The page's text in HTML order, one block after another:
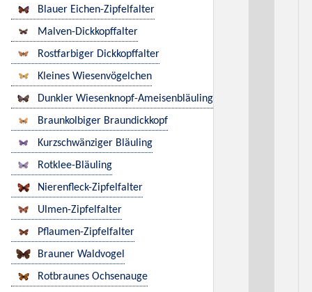
Blauer Eichen-Zipfelfalter
Malven-Dickkopffalter
Rostfarbiger Dickkopffalter
Kleines Wiesenvögelchen
Dunkler Wiesenknopf-Ameisenbläuling
Braunkolbiger Braundickkopf
Kurzschwänziger Bläuling
Rotklee-Bläuling
Nierenfleck-Zipfelfalter
Ulmen-Zipfelfalter
Pflaumen-Zipfelfalter
Brauner Waldvogel
Rotbraunes Ochsenauge